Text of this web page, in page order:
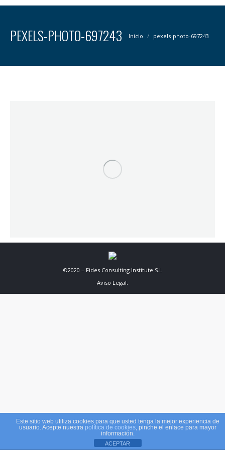
PEXELS-PHOTO-697243 Estás aquí:
Inicio pexels-photo-697243
©2020 – Fides Consulting Institute S.L
Aviso Legal
Este sitio web utiliza cookies para que usted tenga la mejor experiencia de
usuario. Acepte nuestra política de cookies, pinche el enlace para mayor
información.
ACEPTAR